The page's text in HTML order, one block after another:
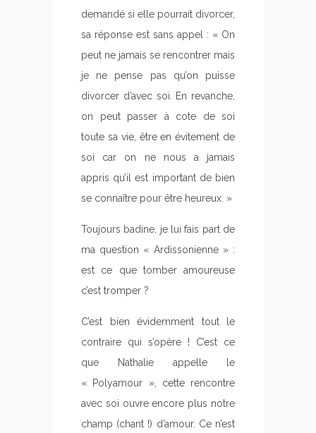
demandé si elle pourrait divorcer,
sa réponse est sans appel : « On
peut ne jamais se rencontrer mais
je ne pense pas qu’on puisse
divorcer d’avec soi. En revanche,
on peut passer à cote de soi
toute sa vie, être en évitement de
soi car on ne nous a jamais
appris qu’il est important de bien
se connaître pour être heureux. »
Toujours badine, je lui fais part de
ma question « Ardissonienne » :
est ce que tomber amoureuse
c’est tromper ?
C’est bien évidemment tout le
contraire qui s’opère ! C’est ce
que Nathalie appelle le
« Polyamour », cette rencontre
avec soi ouvre encore plus notre
champ (chant !) d’amour. Ce n’est